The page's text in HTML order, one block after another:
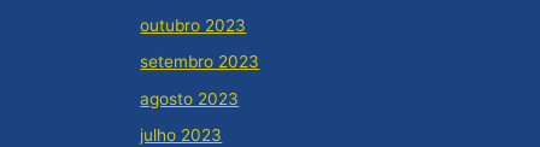
outubro 2023
setembro 2023
agosto 2023
julho 2023